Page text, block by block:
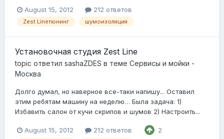
August 15, 2012 212 ответов
Zest Lineтюнинг шумоизоляция
Установочная студия Zest Line
topic ответил sashaZDES в теме Сервисы и мойки -
Москва
Долго думал, но наверное все-таки напишу... Оставил
этим ребятам машину на неделю… Была задача: 1)
Избавить салон от кучи скрипов и шумов 2) Настроить...
August 15, 2012 212 ответов 2